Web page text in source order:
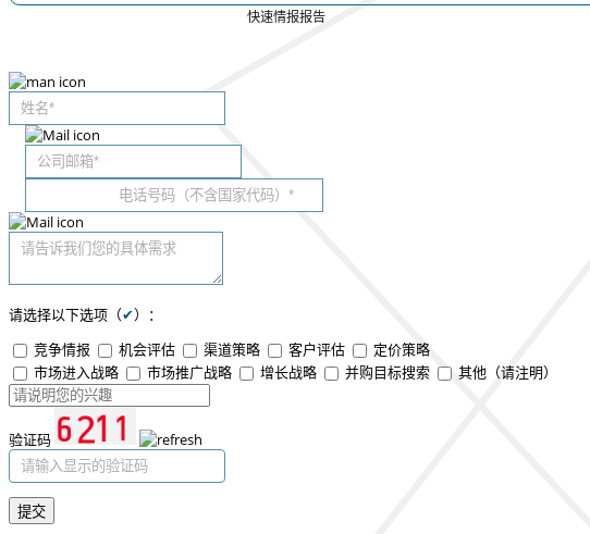
快速情报报告
请选择以下选项（✔）：
竞争情报
机会评估 渠道策略 客户评估
定价策略
市场进入战略
市场推广战略 增长战略 并购目标搜索 其他（请注明）
验证码
提交